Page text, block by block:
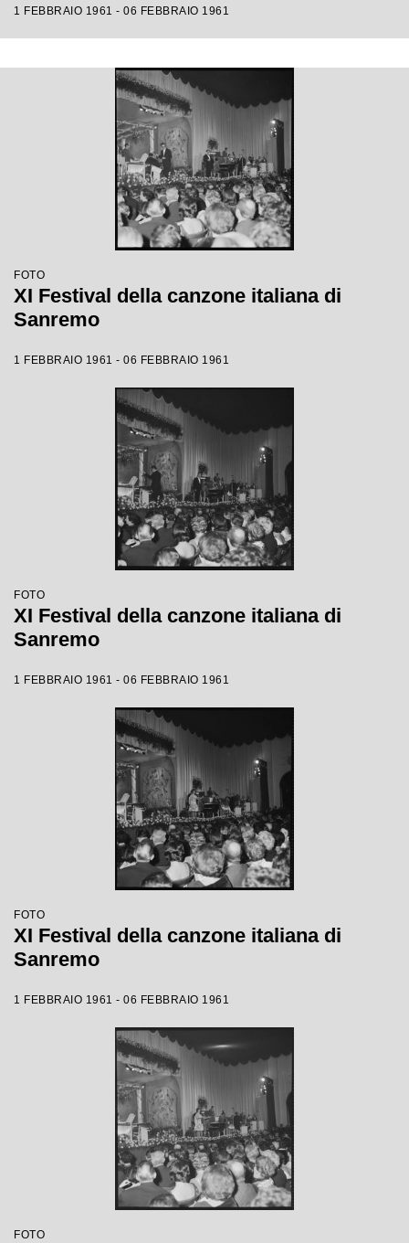
1 FEBBRAIO 1961 - 06 FEBBRAIO 1961
FOTO
XI Festival della canzone italiana di
Sanremo
1 FEBBRAIO 1961 - 06 FEBBRAIO 1961
FOTO
XI Festival della canzone italiana di
Sanremo
1 FEBBRAIO 1961 - 06 FEBBRAIO 1961
FOTO
XI Festival della canzone italiana di
Sanremo
1 FEBBRAIO 1961 - 06 FEBBRAIO 1961
FOTO